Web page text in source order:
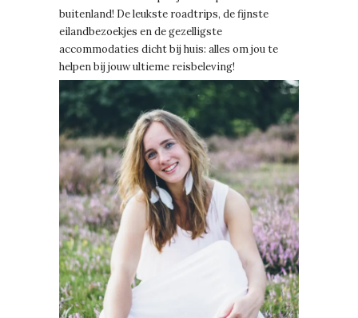
buitenland! De leukste roadtrips, de fijnste
eilandbezoekjes en de gezelligste
accommodaties dicht bij huis: alles om jou te
helpen bij jouw ultieme reisbeleving!